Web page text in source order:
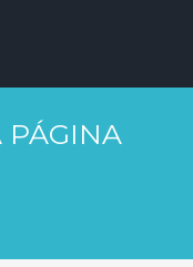
PÁGINA